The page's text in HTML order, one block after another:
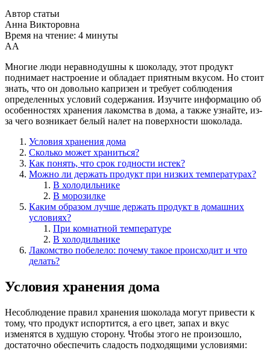
Автор статьи
Анна Викторовна
Время на чтение: 4 минуты
АА
Многие люди неравнодушны к шоколаду, этот продукт
поднимает настроение и обладает приятным вкусом. Но стоит
знать, что он довольно капризен и требует соблюдения
определенных условий содержания. Изучите информацию об
особенностях хранения лакомства в дома, а также узнайте, из-
за чего возникает белый налет на поверхности шоколада.
Условия хранения дома
Сколько может храниться?
Как понять, что срок годности истек?
Можно ли держать продукт при низких температурах?
В холодильнике
В морозилке
Каким образом лучше держать продукт в домашних
условиях?
При комнатной температуре
В холодильнике
Лакомство побелело: почему такое происходит и что
делать?
Условия хранения дома
Несоблюдение правил хранения шоколада могут привести к
тому, что продукт испортится, а его цвет, запах и вкус
изменятся в худшую сторону. Чтобы этого не произошло,
достаточно обеспечить сладость подходящими условиями: